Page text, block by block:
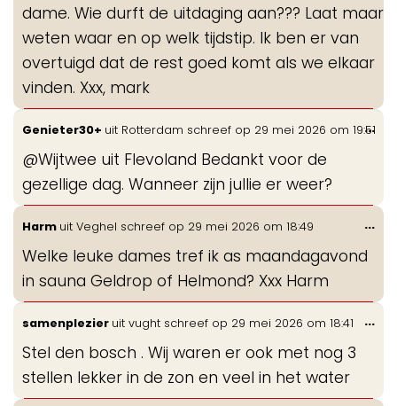
dame. Wie durft de uitdaging aan??? Laat maar
weten waar en op welk tijdstip. Ik ben er van
overtuigd dat de rest goed komt als we elkaar
vinden. Xxx, mark
Genieter30+ uit Rotterdam schreef op 29 mei 2026 om 19:51
@Wijtwee uit Flevoland Bedankt voor de
gezellige dag. Wanneer zijn jullie er weer?
...
Harm uit Veghel schreef op 29 mei 2026 om 18:49
Welke leuke dames tref ik as maandagavond
in sauna Geldrop of Helmond? Xxx Harm
...
samenplezier uit vught schreef op 29 mei 2026 om 18:41
Stel den bosch . Wij waren er ook met nog 3
stellen lekker in de zon en veel in het water
...